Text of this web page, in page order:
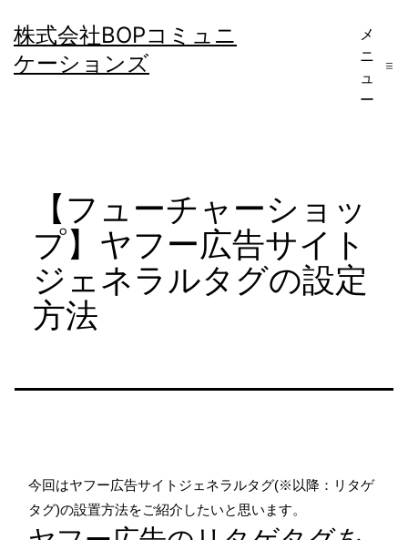
ン
テ
株式会社BOPコミュニ
ケーションズ
メ
ニ
ュ
ー
【フューチャーショッ
プ】ヤフー広告サイト
ジェネラルタグの設定
方法
今回はヤフー広告サイトジェネラルタグ(※以降：リタゲ
タグ)の設置方法をご紹介したいと思います。